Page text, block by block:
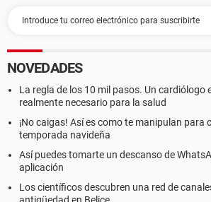
NOVEDADES
La regla de los 10 mil pasos. Un cardiólogo
realmente necesario para la salud
¡No caigas! Así es como te manipulan para
temporada navideña
Así puedes tomarte un descanso de
aplicación
Los científicos descubren una red de